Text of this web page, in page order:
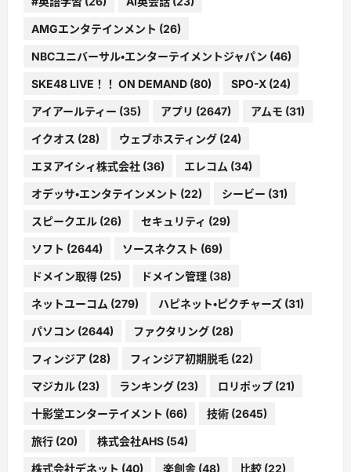
AMGエンタテインメント (26)
NBCユニバーサル・エンターテイメントジャパン (46)
SKE48 LIVE！！ ON DEMAND (80) SPO-X (24)
アイアールティー (35) アプリ (2647) アムモ (31)
イクオス (28) ウェブホスティング (24)
エヌアイシィ株式会社 (36) エレコム (34)
オデッサ・エンタテインメント (22) シービー (31)
スピークエル (26) セキュリティ (29)
ソフト (2644) ソースネクスト (69)
ドメイン取得 (25) ドメイン管理 (38)
ネットユーコム (279) ハピネット・ピクチャーズ (31)
パソコン (2644) ファクタリング (28)
フィンジア (28) フィンジア初期脱毛 (22)
マジカル (23) ランキング (23) ロリポップ (21)
十影堂エンターテイメント (66) 技術 (2645)
旅行 (20) 株式会社AHS (54)
株式会社デネット (40) 楽創舎 (48) 比較 (22)